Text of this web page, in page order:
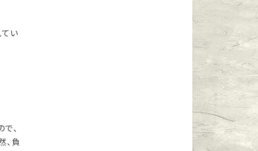
い
、
、負